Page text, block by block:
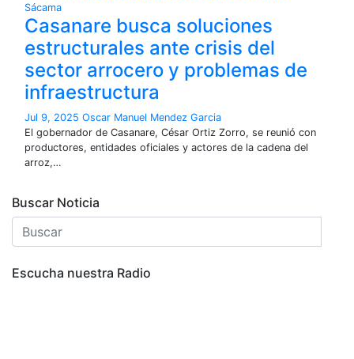
Sácama
Casanare busca soluciones
estructurales ante crisis del
sector arrocero y problemas de
infraestructura
Jul 9, 2025 Oscar Manuel Mendez Garcia
El gobernador de Casanare, César Ortiz Zorro, se reunió con
productores, entidades oficiales y actores de la cadena del
arroz,…
Buscar Noticia
Escucha nuestra Radio